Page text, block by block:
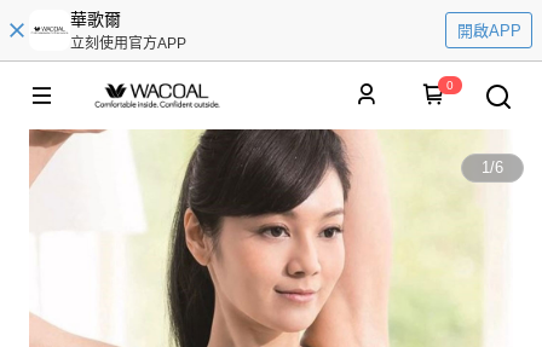
華歌爾
立刻使用官方APP
開啟APP
0
1/6